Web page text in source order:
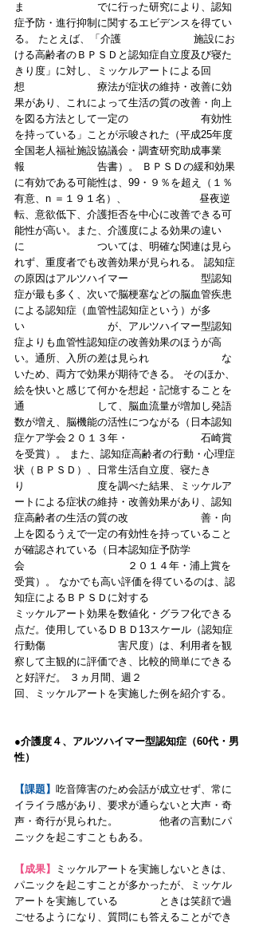
ま　　　　　　　でに行った研究により、認知
症予防・進行抑制に関するエビデンスを得てい
る。 たとえば、「介護　　　　　　　施設にお
ける高齢者のＢＰＳＤと認知症自立度及び寝た
きり度」に対し、ミッケルアートによる回
想　　　　　　　療法が症状の維持・改善に効
果があり、これによって生活の質の改善・向上
を図る方法として一定の　　　　　　　有効性
を持っている」ことが示唆された（平成25年度
全国老人福祉施設協議会・調査研究助成事業
報　　　　　　　告書）。 ＢＰＳＤの緩和効果
に有効である可能性は、99・９％を超え（１％
有意、n ＝１９１名）、　　　　　　　昼夜逆
転、意欲低下、介護拒否を中心に改善できる可
能性が高い。また、介護度による効果の違い
に　　　　　　　ついては、明確な関連は見ら
れず、重度者でも改善効果が見られる。 認知症
の原因はアルツハイマー　　　　　　　型認知
症が最も多く、次いで脳梗塞などの脳血管疾患
による認知症（血管性認知症という）が多
い　　　　　　　　が、アルツハイマー型認知
症よりも血管性認知症の改善効果のほうが高
い。通所、入所の差は見られ　　　　　　　な
いため、両方で効果が期待できる。 そのほか、
絵を快いと感じて何かを想起・記憶することを
通　　　　　　　して、脳血流量が増加し発語
数が増え、脳機能の活性につながる（日本認知
症ケア学会２０１３年・　　　　　　　石崎賞
を受賞）。 また、認知症高齢者の行動・心理症
状（ＢＰＳＤ）、日常生活自立度、寝たき
り　　　　　　　度を調べた結果、ミッケルア
ートによる症状の維持・改善効果があり、認知
症高齢者の生活の質の改　　　　　　　善・向
上を図るうえで一定の有効性を持っていること
が確認されている（日本認知症予防学
会　　　　　　　　　   ２０１４年・浦上賞を
受賞）。 なかでも高い評価を得ているのは、認
知症によるＢＰＳＤに対する
ミッケルアート効果を数値化・グラフ化できる
点だ。使用しているＤＢＤ13スケール（認知症
行動傷　　　　　　　害尺度）は、利用者を観
察して主観的に評価でき、比較的簡単にできる
と好評だ。 ３ヵ月間、週２
回、ミッケルアートを実施した例を紹介する。
●介護度４、アルツハイマー型認知症（60代・男
性）
【課題】 吃音障害のため会話が成立せず、常に
イライラ感があり、要求が通らないと大声・奇
声・奇行が見られた。　　　　他者の言動にパ
ニックを起こすこともある。
【成果】
ミッケルアートを実施しないときは、
パニックを起こすことが多かったが、ミッケル
アートを実施している　　　　ときは笑顔で過
ごせるようになり、質問にも答えることができ